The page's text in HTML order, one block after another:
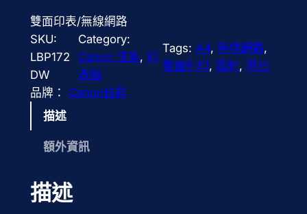
雙面印表/無線網路
SKU:
LBP172
DW
Category:
Canon 佳能, 印
表機
Tags: A4, 無線網路
雙面列印, 雷射, 黑白
品牌： Canon佳能
描述
額外資訊
描述